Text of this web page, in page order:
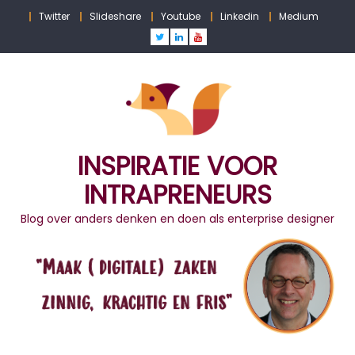
Twitter Slideshare Youtube Linkedin Medium
INSPIRATIE VOOR
INTRAPRENEURS
Blog over anders denken en doen als enterprise designer